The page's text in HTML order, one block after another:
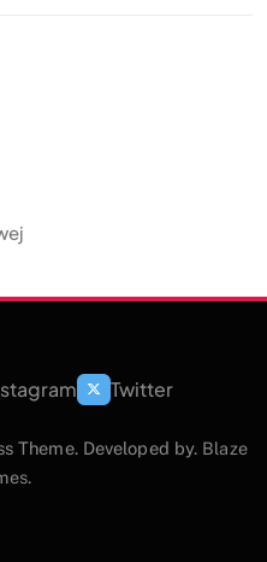
Twitter
Theme. Developed by. Blaze
.